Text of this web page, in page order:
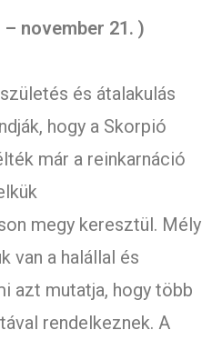
november 21. )
és átalakulás
hogy a Skorpió
már a reinkarnáció
megy keresztül. Mély
van a halállal és
azt mutatja, hogy több
rendelkeznek. A